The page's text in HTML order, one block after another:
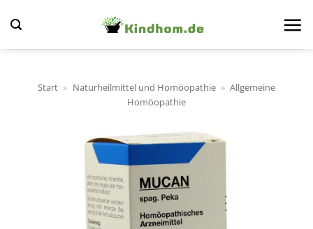
Inhalt
springen
Start » Naturheilmittel und Homöopathie » Allgemeine
Homöopathie